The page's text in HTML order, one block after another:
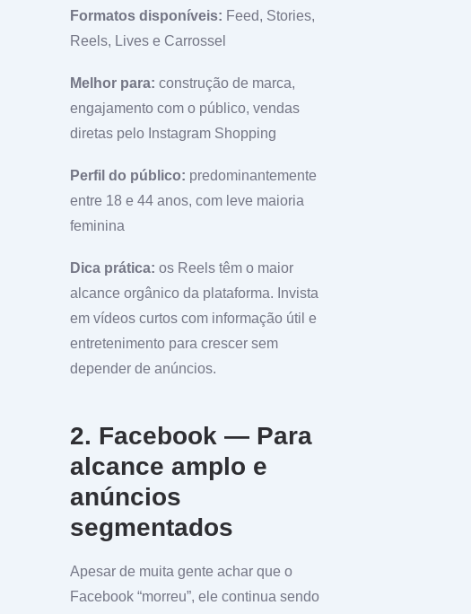
Formatos disponíveis: Feed, Stories,
Reels, Lives e Carrossel
Melhor para: construção de marca,
engajamento com o público, vendas
diretas pelo Instagram Shopping
Perfil do público: predominantemente
entre 18 e 44 anos, com leve maioria
feminina
Dica prática: os Reels têm o maior
alcance orgânico da plataforma. Invista
em vídeos curtos com informação útil e
entretenimento para crescer sem
depender de anúncios.
2. Facebook — Para
alcance amplo e
anúncios
segmentados
Apesar de muita gente achar que o
Facebook “morreu”, ele continua sendo